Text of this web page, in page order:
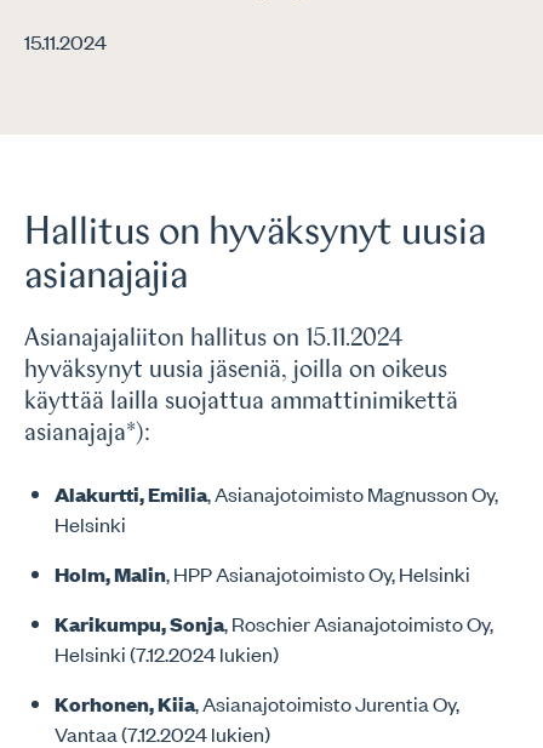
15.11.2024
Hallitus on hyväksynyt uusia
asianajajia
Asianajajaliiton hallitus on 15.11.2024
hyväksynyt uusia jäseniä, joilla on oikeus
käyttää lailla suojattua ammattinimikettä
asianajaja*):
Alakurtti, Emilia, Asianajotoimisto Magnusson Oy,
Helsinki
Holm, Malin, HPP Asianajotoimisto Oy, Helsinki
Karikumpu, Sonja, Roschier Asianajotoimisto Oy,
Helsinki (7.12.2024 lukien)
Korhonen, Kiia, Asianajotoimisto Jurentia Oy,
Vantaa (7.12.2024 lukien)